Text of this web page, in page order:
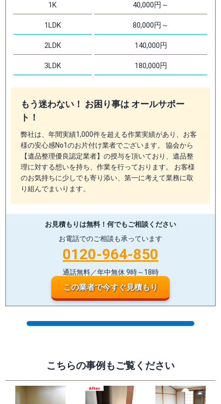
1K 40,000円～
1LDK 80,000円～
2LDK 140,000円
3LDK 180,000円
もう迷わない！ お困り事は オールサポー
ト！
弊社は、年間実績1,000件を超える作業実績があり、お客
様の安心感No1のお片付け業者でございます。 協会から
【遺品整理優良認定業者】の授与を頂いており、遺品整
理に対する想いを持ち、作業を行っております。 お客様
のお気持ちに少しでも寄り添い、第一に考えて業務に取
り組んでまいります。
お見積もりは無料！ 何でもご相談ください
お電話でのご相談も承っています
0120-964-850
通話無料／年中無休 9時～18時
この業者で今すぐ見積もり
こちらの事例もご覧ください